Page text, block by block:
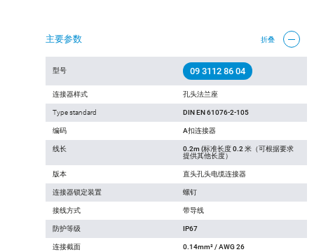
主要参数 折叠
型号 09 3112 86 04
连接器样式 孔头法兰座
Type standard DIN EN 61076-2-105
编码 A扣连接器
线长
0.2m (标准长度 0.2 米（可根据要求
提供其他长度）
版本 直头孔头电缆连接器
连接器锁定装置 螺钉
接线方式 带导线
防护等级 IP67
连接截面 0.14mm² / AWG 26